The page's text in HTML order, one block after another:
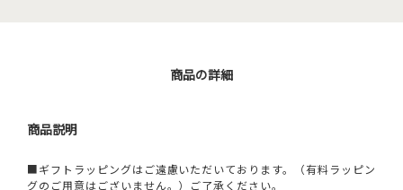
商品の詳細
商品説明
■ギフトラッピングはご遠慮いただいております。（有料ラッピン
グのご用意はございません。）ご了承ください。